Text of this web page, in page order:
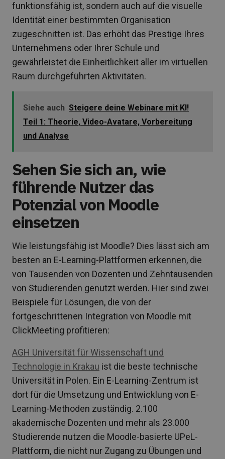
funktionsfähig ist, sondern auch auf die visuelle
Identität einer bestimmten Organisation
zugeschnitten ist. Das erhöht das Prestige Ihres
Unternehmens oder Ihrer Schule und
gewährleistet die Einheitlichkeit aller im virtuellen
Raum durchgeführten Aktivitäten.
Siehe auch Steigere deine Webinare mit KI!
Teil 1: Theorie, Video-Avatare, Vorbereitung
und Analyse
Sehen Sie sich an, wie
führende Nutzer das
Potenzial von Moodle
einsetzen
Wie leistungsfähig ist Moodle? Dies lässt sich am
besten an E-Learning-Plattformen erkennen, die
von Tausenden von Dozenten und Zehntausenden
von Studierenden genutzt werden. Hier sind zwei
Beispiele für Lösungen, die von der
fortgeschrittenen Integration von Moodle mit
ClickMeeting profitieren:
AGH Universität für Wissenschaft und
Technologie in Krakau ist die beste technische
Universität in Polen. Ein E-Learning-Zentrum ist
dort für die Umsetzung und Entwicklung von E-
Learning-Methoden zuständig. 2.100
akademische Dozenten und mehr als 23.000
Studierende nutzen die Moodle-basierte UPeL-
Plattform, die nicht nur Zugang zu Übungen und